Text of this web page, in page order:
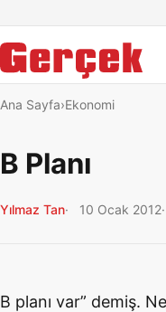
Ana Sayfa Ekonomi
B Planı
Yılmaz Tan 10 Ocak 2012
B planı var” demiş.